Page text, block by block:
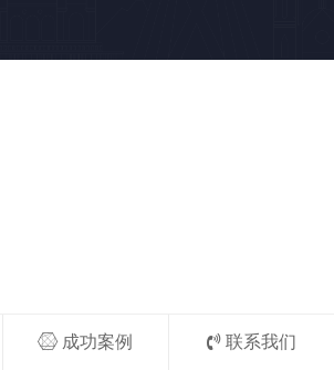
成功案例 联系我们